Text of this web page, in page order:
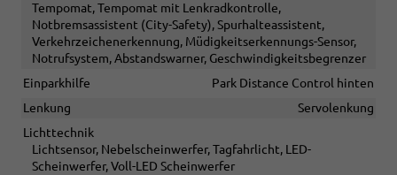
Tempomat, Tempomat mit Lenkradkontrolle,
Notbremsassistent (City-Safety), Spurhalteassistent,
Verkehrzeichenerkennung, Müdigkeitserkennungs-Sensor,
Notrufsystem, Abstandswarner, Geschwindigkeitsbegrenzer
Einparkhilfe
Park Distance Control hinten
Lenkung
Servolenkung
Lichttechnik
Lichtsensor, Nebelscheinwerfer, Tagfahrlicht, LED-
Scheinwerfer, Voll-LED Scheinwerfer